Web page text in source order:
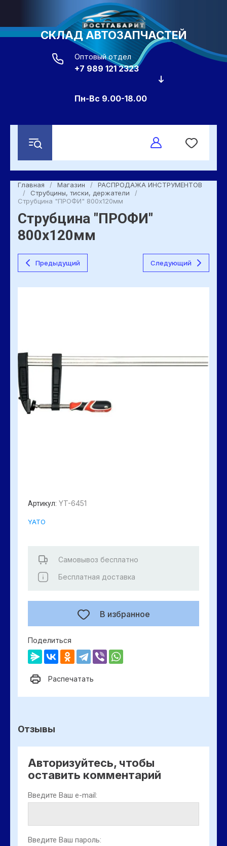
СКЛАД АВТОЗАПЧАСТЕЙ
Оптовый отдел
+7 989 121 2323
Пн-Вс 9.00-18.00
Главная / Магазин /
РАСПРОДАЖА ИНСТРУМЕНТОВ
/
Струбцины, тиски, держатели
/
Струбцина "ПРОФИ" 800х120мм
Струбцина "ПРОФИ"
800х120мм
Предыдущий Следующий
Артикул: YT-6451
YATO
В избранное
Самовывоз бесплатно
Бесплатная доставка
Поделиться
Распечатать
Отзывы
Авторизуйтесь, чтобы
оставить комментарий
Введите Ваш e-mail:
Введите Ваш пароль: